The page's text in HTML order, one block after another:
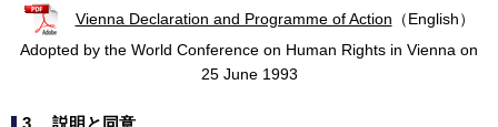
Vienna Declaration and Programme of Action （English）
Adopted by the World Conference on Human Rights in Vienna on
25 June 1993
3. 説明と同意